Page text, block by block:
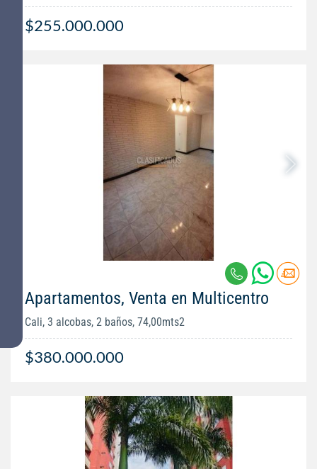
$255.000.000
Apartamentos, Venta en Multicentro
Cali, 3 alcobas, 2 baños, 74,00mts2
$380.000.000